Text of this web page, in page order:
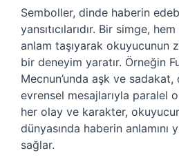
Semboller, dinde haberin
yansıtıcılarıdır. Bir simge,
anlam taşıyarak okuyucunun
bir deneyim yaratır. Örneğin
Mecnun’unda aşk ve
evrensel mesajlarıyla paralel
her olay ve karakter,
dünyasında haberin anlamını
sağlar.